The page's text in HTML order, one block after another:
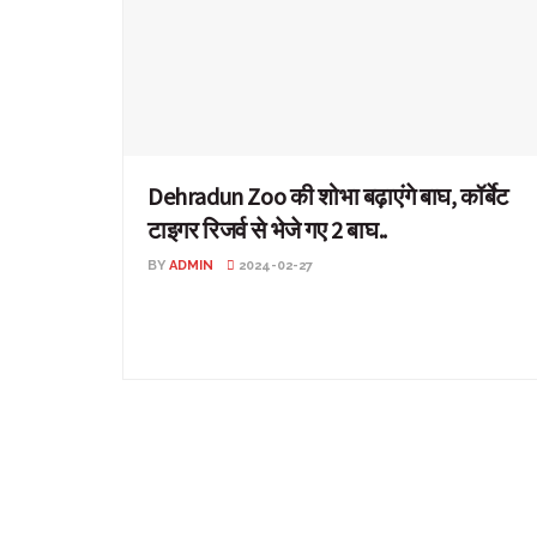
Dehradun Zoo की शोभा बढ़ाएंगे बाघ, कॉर्बेट
टाइगर रिजर्व से भेजे गए 2 बाघ..
BY ADMIN 2024-02-27